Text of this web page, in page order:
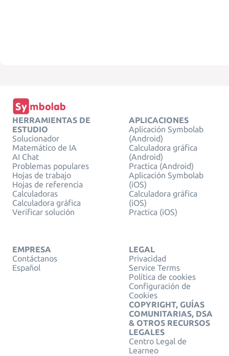
HERRAMIENTAS DE
ESTUDIO
Solucionador
Matemático de IA
AI Chat
Problemas populares
Hojas de trabajo
Hojas de referencia
Calculadoras
Calculadora gráfica
Verificar solución
APLICACIONES
Aplicación Symbolab
(Android)
Calculadora gráfica
(Android)
Practica (Android)
Aplicación Symbolab
(iOS)
Calculadora gráfica
(iOS)
Practica (iOS)
EMPRESA
Contáctanos
Español
LEGAL
Privacidad
Service Terms
Política de cookies
Configuración de
Cookies
COPYRIGHT, GUÍAS
COMUNITARIAS, DSA
& OTROS RECURSOS
LEGALES
Centro Legal de
Learneo